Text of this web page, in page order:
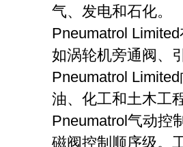
气、发电和石化。
Pneumatrol
如涡轮机旁通阀、
Pneumatrol
油、化工和土木工
Pneumatrol气动控
磁阀控制顺序级。